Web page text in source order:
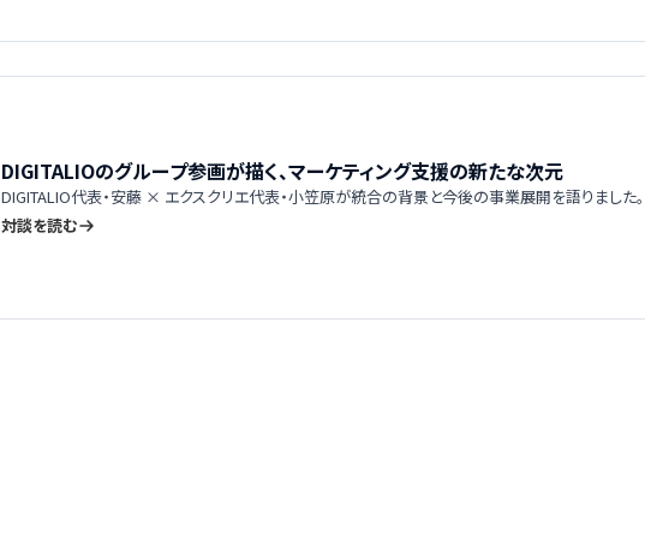
DIGITALIOのグループ参画が描く、マーケティング支援の新たな次元
DIGITALIO代表・安藤 × エクスクリエ代表・小笠原が統合の背景と今後の事業展開を語りました。
対談を読む